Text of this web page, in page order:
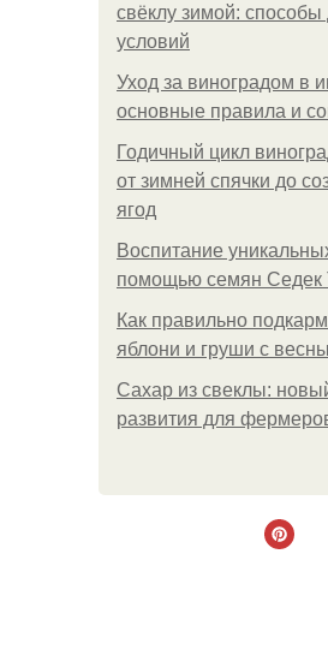
свёклу зимой:
условий
Уход за виноградом в
основные правила и
Годичный цикл
от зимней спячки до
ягод
Воспитание
помощью семян Седек
Как правильно
яблони и груши с
Сахар из свеклы:
развития для